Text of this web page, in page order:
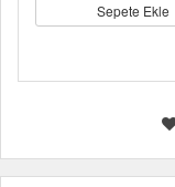
Sepete Ekle